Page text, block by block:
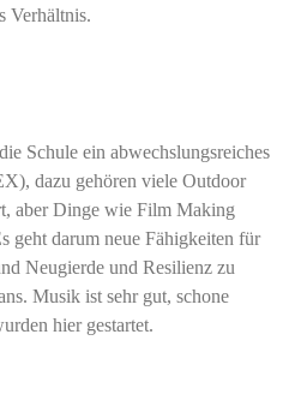
Verhältnis.
Schule ein abwechslungsreiches
dazu gehören viele Outdoor
aber Dinge wie Film Making
geht darum neue Fähigkeiten für
Neugierde und Resilienz zu
Musik ist sehr gut, schone
hier gestartet.